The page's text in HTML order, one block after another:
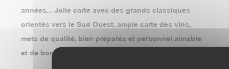
années... Jolie carte avec des grands classiques
orientés vers le Sud Ouest, ample carte des vins,
mets de qualité, bien préparés et personnel aimable
et de bon conseil. Tout cela est déjà très généreux!